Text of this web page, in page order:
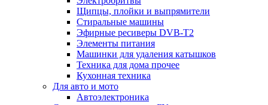
Щипцы, плойки и выпрямители
Стиральные машины
Эфирные ресиверы DVB-T2
Элементы питания
Машинки для удаления катышков
Техника для дома прочее
Кухонная техника
Для авто и мото
Автоэлектроника